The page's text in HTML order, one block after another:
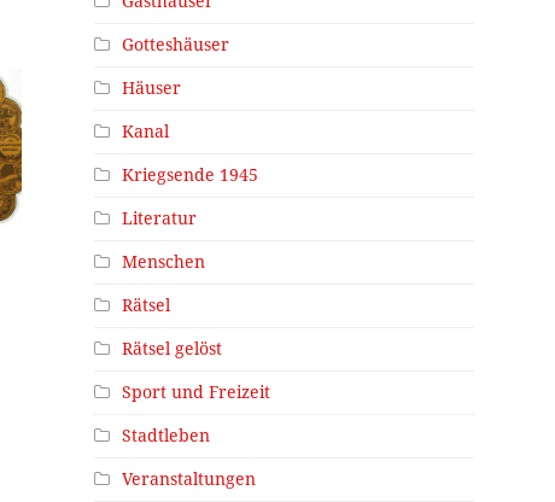
Gotteshäuser
Häuser
Kanal
Kriegsende 1945
Literatur
Menschen
Rätsel
Rätsel gelöst
Sport und Freizeit
Stadtleben
Veranstaltungen